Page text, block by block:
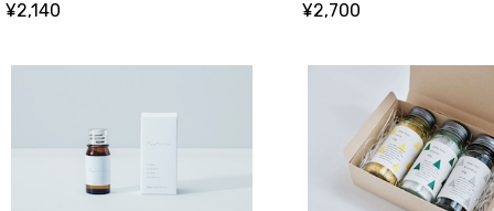
¥2,140 ¥2,700